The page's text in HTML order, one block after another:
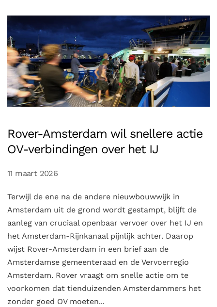
Rover-Amsterdam wil snellere actie
OV-verbindingen over het IJ
11 maart 2026
Terwijl de ene na de andere nieuwbouwwijk in
Amsterdam uit de grond wordt gestampt, blijft de
aanleg van cruciaal openbaar vervoer over het IJ en
het Amsterdam-Rijnkanaal pijnlijk achter. Daarop
wijst Rover-Amsterdam in een brief aan de
Amsterdamse gemeenteraad en de Vervoerregio
Amsterdam. Rover vraagt om snelle actie om te
voorkomen dat tienduizenden Amsterdammers het
zonder goed OV moeten...